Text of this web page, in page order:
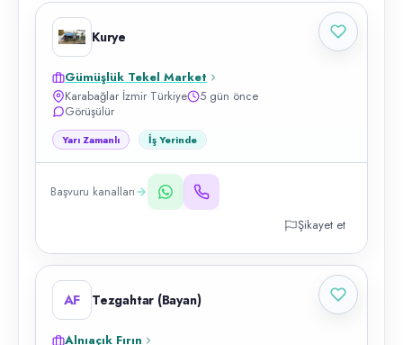
Kurye
Gümüşlük Tekel Market
Karabağlar İzmir Türkiye
5 gün önce
Görüşülür
Yarı Zamanlı İş Yerinde
Başvuru kanalları
Şikayet et
AF Tezgahtar (Bayan)
Alnıaçık Fırın